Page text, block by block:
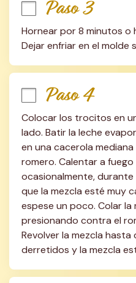
Paso 3
Hornear por 8 minutos o
Dejar enfriar en el molde
Paso 4
Colocar los trocitos en
lado. Batir la leche
en una cacerola
romero. Calentar a
ocasionalmente,
que la mezcla esté muy
espese un poco. Colar
presionando contra el
Revolver la mezcla
derretidos y la mezcla